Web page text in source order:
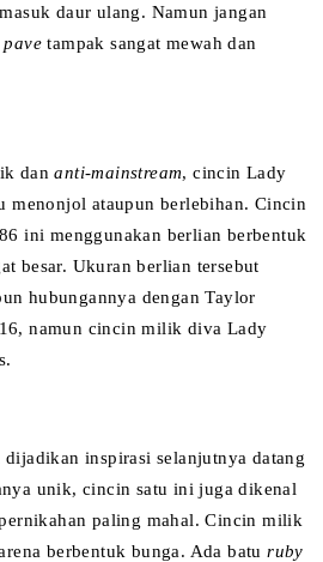
daur ulang. Namun jangan
pavetampak sangat mewah dan
dananti-mainstream, cincin Lady
menonjol ataupun berlebihan. Cincin
ini menggunakan berlian berbentuk
besar. Ukuran berlian tersebut
hubungannya dengan Taylor
namun cincin milik diva Lady
inspirasi selanjutnya datang
unik, cincin satu ini juga dikenal
paling mahal. Cincin milik
berbentuk bunga. Ada baturuby